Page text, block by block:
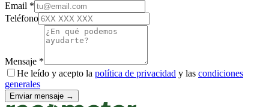
Email *
Teléfono
Mensaje *
He leído y acepto la política de privacidad y las condiciones
generales
Enviar mensaje →